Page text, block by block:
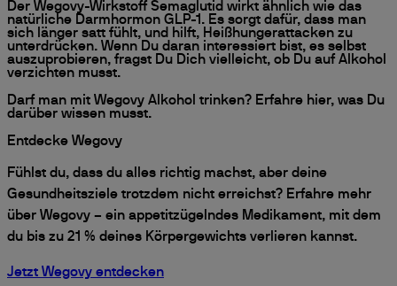
Der Wegovy-Wirkstoff Semaglutid wirkt ähnlich wie das
natürliche Darmhormon GLP-1. Es sorgt dafür, dass man
sich länger satt fühlt, und hilft, Heißhungerattacken zu
unterdrücken. Wenn Du daran interessiert bist, es selbst
auszuprobieren, fragst Du Dich vielleicht, ob Du auf Alkohol
verzichten musst.
Darf man mit Wegovy Alkohol trinken? Erfahre hier, was Du
darüber wissen musst.
Entdecke Wegovy
Fühlst du, dass du alles richtig machst, aber deine
Gesundheitsziele trotzdem nicht erreichst? Erfahre mehr
über Wegovy – ein appetitzügelndes Medikament, mit dem
du bis zu 21 % deines Körpergewichts verlieren kannst.
Jetzt Wegovy entdecken